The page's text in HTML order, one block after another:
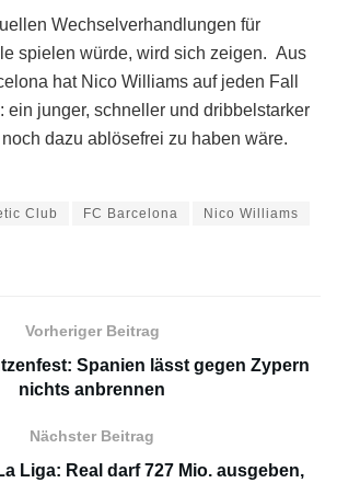
Wechselverhandlungen für
spielen würde, wird sich zeigen. Aus
hat Nico Williams auf jeden Fall
ein junger, schneller und dribbelstarker
dazu ablösefrei zu haben wäre.
Club FC Barcelona Nico Williams
Vorheriger Beitrag
Spanien lässt gegen Zypern
nichts anbrennen
Nächster Beitrag
Liga: Real darf 727 Mio. ausgeben,